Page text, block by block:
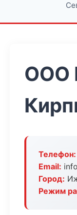
ООО
Телефон:
Email:
Город:
Режим